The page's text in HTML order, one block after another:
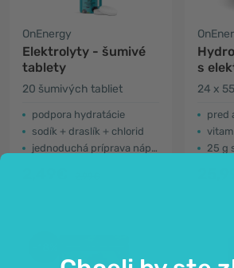
OnEnergy
Elektrolyty - šumivé
tablety
20 šumivých tabliet
podpora hydratácie
sodík + draslík + chlorid
jednoduchá príprava nápoja
s
24 x
pred
25 g